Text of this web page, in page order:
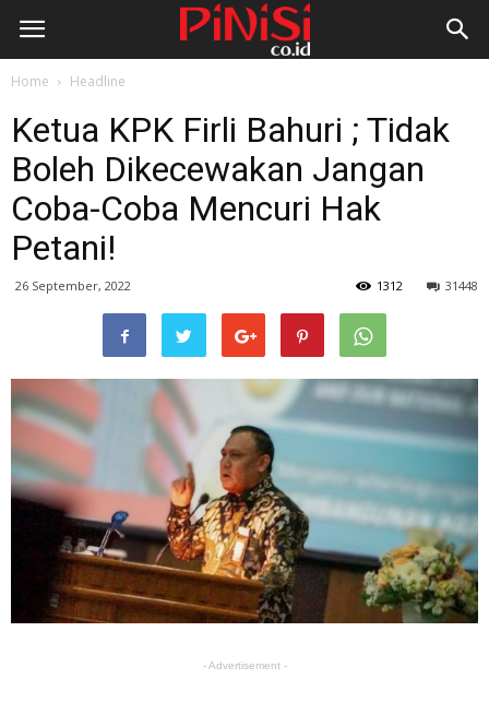
Home Headline
Ketua KPK Firli Bahuri ; Tidak
Boleh Dikecewakan Jangan
Coba-Coba Mencuri Hak
Petani!
26 September, 2022 31448
1312
- Advertisement -